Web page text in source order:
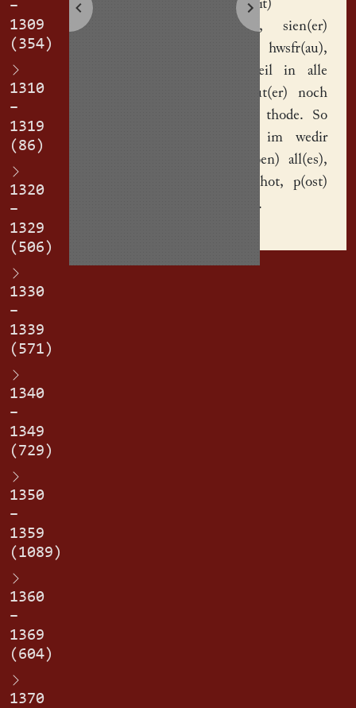
–
1309
(354)
1310
–
1319
(86)
1320
–
1329
(506)
1330
–
1339
(571)
1340
–
1349
(729)
1350
–
1359
(1089)
1360
–
1369
(604)
1370
r(esignavit)
Froniken , sien(er)
elich(e)n hwsfr(au),
kindis teilin alle
siene gut(er) noch
siene(m) thode. So
hot sie im wedir
offg(egeben) all(es),
das sie hot, p(ost)
obitu(m).